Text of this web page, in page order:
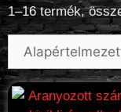
1–16 termék,